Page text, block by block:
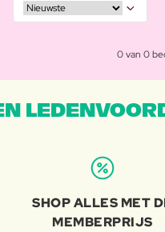
0 van 0
SHOP ALLES MET
MEMBERPRIJS